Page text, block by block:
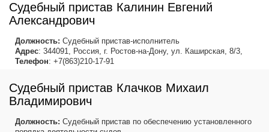
Судебный пристав Калинин Евгений
Александрович
Должность: Судебный пристав-исполнитель
Адрес: 344091, Россия, г. Ростов-на-Дону, ул. Каширская, 8/3,
Телефон: +7(863)210-17-91
Судебный пристав Клачков Михаил
Владимирович
Должность: Судебный пристав по обеспечению установленного